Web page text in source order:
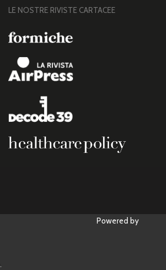
LE NOSTRE RIVISTE CARTACEE
Powered by